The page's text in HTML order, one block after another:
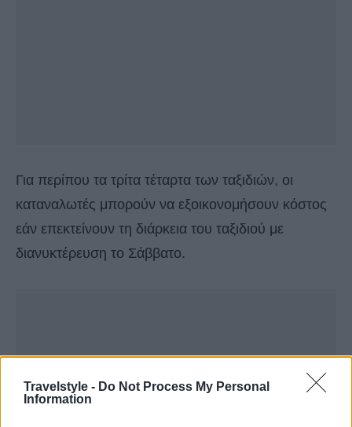
Travelstyle - Do Not Process My Personal
Information
Για περίπου τα τρίτα τέταρτα των ταξιδιών, οι
καταναλωτές μπορούν να εξοικονομήσουν κόστος
εάν επεκτείνουν τη διάρκεια του ταξιδιού με
διανυκτέρευση το Σάββατο.